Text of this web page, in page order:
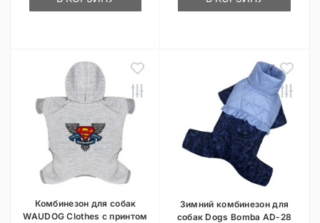
Комбинезон для собак
WAUDOG Clothes с принтом
Зимний комбинезон для
собак Dogs Bomba AD-28